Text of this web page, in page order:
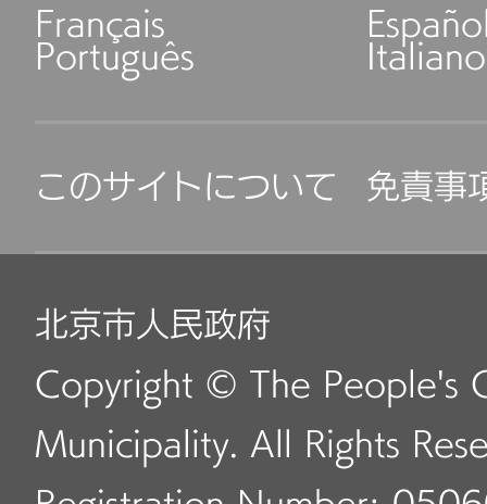
Français
Português Italiano
このサイトについて 免責事
北京市人民政府
Copyright © The People's
Municipality. All Rights